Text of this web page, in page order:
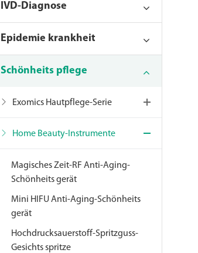
IVD-Diagnose
Epidemie krankheit
Schönheits pflege
Exomics Hautpflege-Serie
Home Beauty-Instrumente
Magisches Zeit-RF Anti-Aging-
Schönheits gerät
Mini HIFU Anti-Aging-Schönheits
gerät
Hochdrucksauerstoff-Spritzguss-
Gesichts spritze